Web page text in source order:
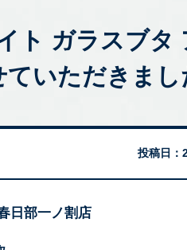
ト ガラスブタ
いただきまし
投稿日：
日部一ノ割店